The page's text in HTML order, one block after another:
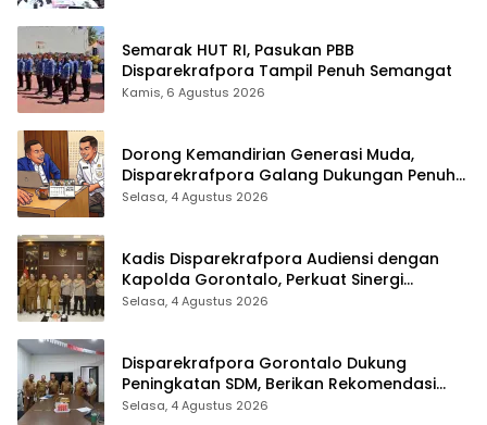
Semarak HUT RI, Pasukan PBB
Disparekrafpora Tampil Penuh Semangat
Kamis, 6 Agustus 2026
Dorong Kemandirian Generasi Muda,
Disparekrafpora Galang Dukungan Penuh
Para Aleg Deprov
Selasa, 4 Agustus 2026
Kadis Disparekrafpora Audiensi dengan
Kapolda Gorontalo, Perkuat Sinergi
Sukseskan Gorontalo Karnaval Karawo
Selasa, 4 Agustus 2026
Disparekrafpora Gorontalo Dukung
Peningkatan SDM, Berikan Rekomendasi
Studi S3 bagi Pegawai
Selasa, 4 Agustus 2026